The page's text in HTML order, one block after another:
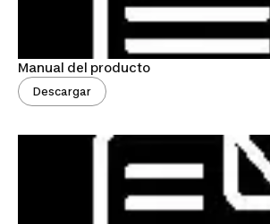
Manual del producto
Descargar